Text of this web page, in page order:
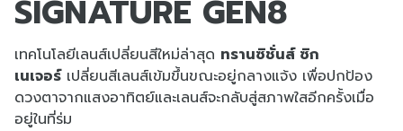
SIGNATURE GEN8
เทคโนโลยีเลนส์เปลี่ยนสีใหม่ล่าสุด ทรานซิชั่นส์ ซิก
เนเจอร์เปลี่ยนสีเลนส์เข้มขึ้นขณะอยู่กลางแจ้ง เพื่อปกป้อง
ดวงตาจากแสงอาทิตย์และเลนส์จะกลับสู่สภาพใสอีกครั้งเมื่อ
อยู่ในที่ร่ม